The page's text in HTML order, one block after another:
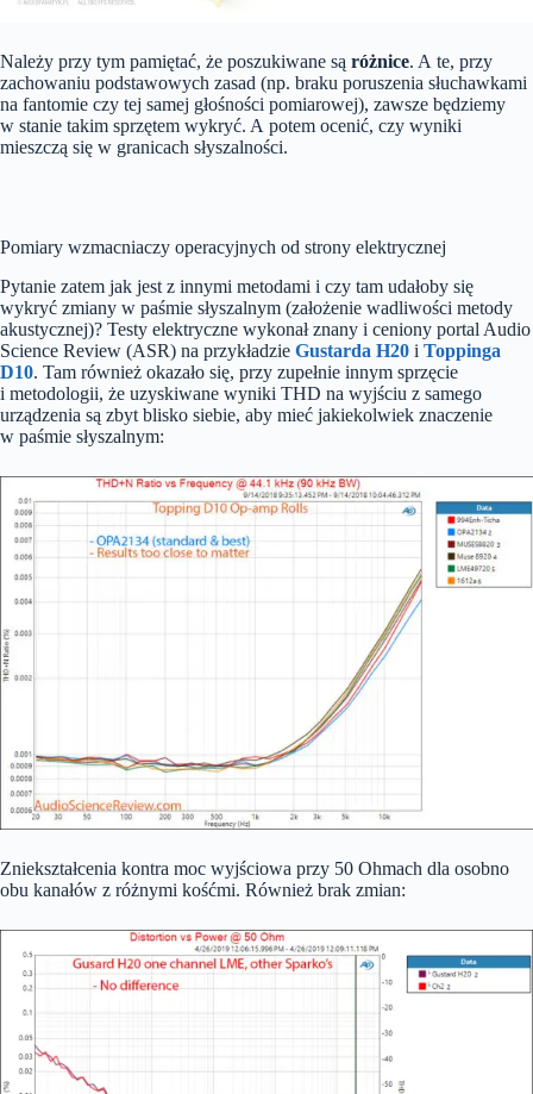
Należy przy tym pamiętać, że poszukiwane są różnice. A te, przy
zachowaniu podstawowych zasad (np. braku poruszenia słuchawkami
na fantomie czy tej samej głośności pomiarowej), zawsze będziemy
w stanie takim sprzętem wykryć. A potem ocenić, czy wyniki
mieszczą się w granicach słyszalności.
Pomiary wzmacniaczy operacyjnych od strony elektrycznej
Pytanie zatem jak jest z innymi metodami i czy tam udałoby się
wykryć zmiany w paśmie słyszalnym (założenie wadliwości metody
akustycznej)? Testy elektryczne wykonał znany i ceniony portal Audio
Science Review (ASR) na przykładzie Gustarda H20 i Toppinga
D10. Tam również okazało się, przy zupełnie innym sprzęcie
i metodologii, że uzyskiwane wyniki THD na wyjściu z samego
urządzenia są zbyt blisko siebie, aby mieć jakiekolwiek znaczenie
w paśmie słyszalnym:
Zniekształcenia kontra moc wyjściowa przy 50 Ohmach dla osobno
obu kanałów z różnymi kośćmi. Również brak zmian: